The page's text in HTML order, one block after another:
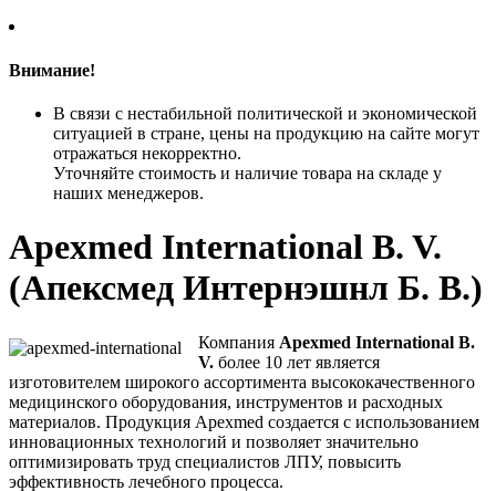
Внимание!
В связи с нестабильной политической и экономической
ситуацией в стране, цены на продукцию на сайте могут
отражаться некорректно.
Уточняйте стоимость и наличие товара на складе у
наших менеджеров.
Apexmed International B. V.
(Апексмед Интернэшнл Б. В.)
Компания Apexmed International B.
V. более 10 лет является
изготовителем широкого ассортимента высококачественного
медицинского оборудования, инструментов и расходных
материалов. Продукция Apexmed создается с использованием
инновационных технологий и позволяет значительно
оптимизировать труд специалистов ЛПУ, повысить
эффективность лечебного процесса.